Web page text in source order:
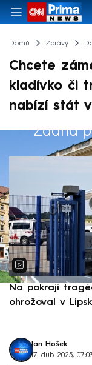
Domů Zprávy
Chcete
kladívko či
nabízí stát
Žádná
Výběr
Na pokraji
ohrožoval v
Jan Hošek
17. dub 2025,